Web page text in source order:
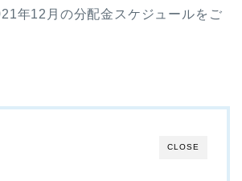
年12月の分配金スケジュールをご
CLOSE